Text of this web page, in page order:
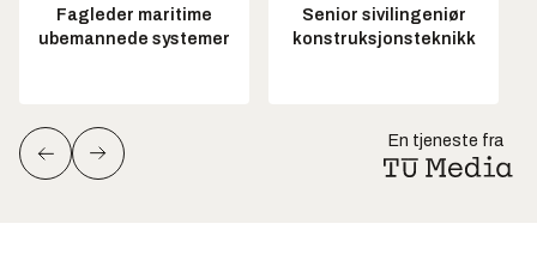
Fagleder maritime
ubemannede systemer
Senior sivilingeniør
konstruksjonsteknikk
En tjeneste fra